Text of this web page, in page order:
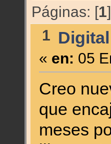
Páginas: [1]
1
« en: 05
Creo
que
meses